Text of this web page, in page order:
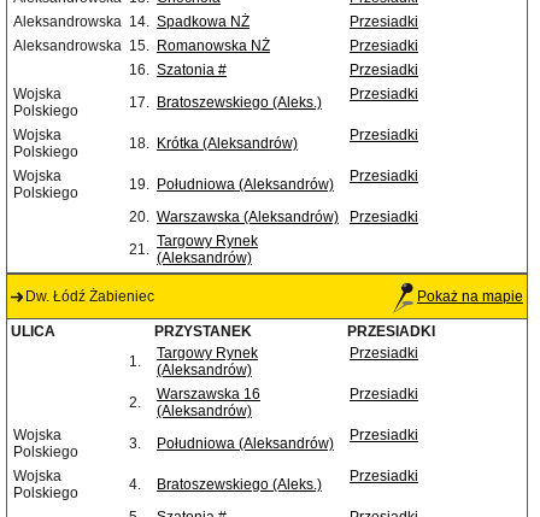
Aleksandrowska 14. Spadkowa NŻ
Przesiadki
Aleksandrowska 15. Romanowska NŻ
Przesiadki
16. Szatonia #
Przesiadki
Wojska
Polskiego
17. Bratoszewskiego (Aleks.) Przesiadki
Wojska
Polskiego
18. Krótka (Aleksandrów) Przesiadki
Wojska
Polskiego
19. Południowa (Aleksandrów) Przesiadki
20. Warszawska (Aleksandrów)
Przesiadki
21. Targowy Rynek
(Aleksandrów)
Dw. Łódź Żabieniec Pokaż na mapie
ULICA PRZYSTANEK
PRZESIADKI
1.
Targowy Rynek
(Aleksandrów)
Przesiadki
2.
Warszawska 16
(Aleksandrów)
Przesiadki
Wojska
Polskiego
3. Południowa (Aleksandrów) Przesiadki
Wojska
Polskiego
4. Bratoszewskiego (Aleks.) Przesiadki